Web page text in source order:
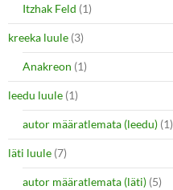
Itzhak Feld (1)
kreeka luule (3)
Anakreon (1)
leedu luule (1)
autor määratlemata (leedu) (1)
läti luule (7)
autor määratlemata (läti) (5)